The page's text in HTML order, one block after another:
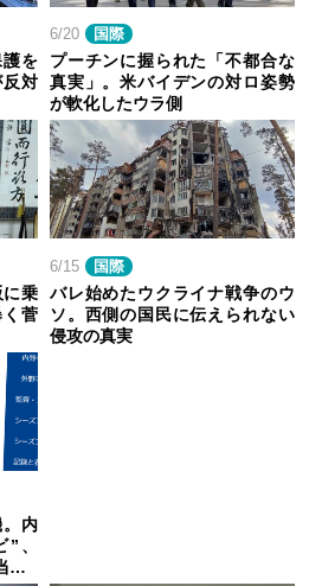
を
対
6/20 国際
プーチンに握られた「不都合な
真実」。米バイデンの対ロ姿勢
が軟化したウラ側
に乗
く菅
6/15 国際
バレ始めたウクライナ戦争のウ
ソ。西側の国民に伝えられない
侵攻の真実
内
、
…